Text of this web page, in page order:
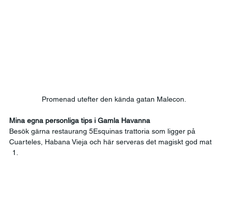
Promenad utefter den kända gatan Malecon.
Mina egna personliga tips i Gamla Havanna
Besök gärna restaurang 5Esquinas trattoria som ligger på
Cuarteles, Habana Vieja och här serveras det magiskt god mat